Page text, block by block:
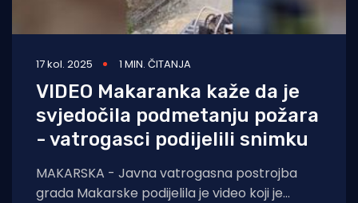
17 kol. 2025 1 MIN. ČITANJA
VIDEO Makaranka kaže da je
svjedočila podmetanju požara
- vatrogasci podijelili snimku
MAKARSKA - Javna vatrogasna postrojba
grada Makarske podijelila je video koji je